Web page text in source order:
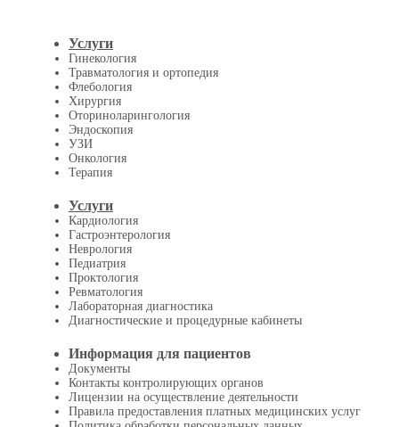
Услуги
Гинекология
Травматология и ортопедия
Флебология
Хирургия
Оториноларингология
Эндоскопия
УЗИ
Онкология
Терапия
Услуги
Кардиология
Гастроэнтерология
Неврология
Педиатрия
Проктология
Ревматология
Лабораторная диагностика
Диагностические и процедурные кабинеты
Информация для пациентов
Документы
Контакты контролирующих органов
Лицензии на осуществление деятельности
Правила предоставления платных медицинских услуг